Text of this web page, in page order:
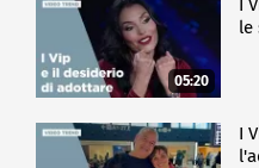
05:20
I
le
I